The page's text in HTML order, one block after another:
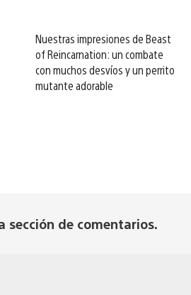
Nuestras impresiones de Beast
of Reincarnation: un combate
con muchos desvíos y un perrito
mutante adorable
sección de comentarios.